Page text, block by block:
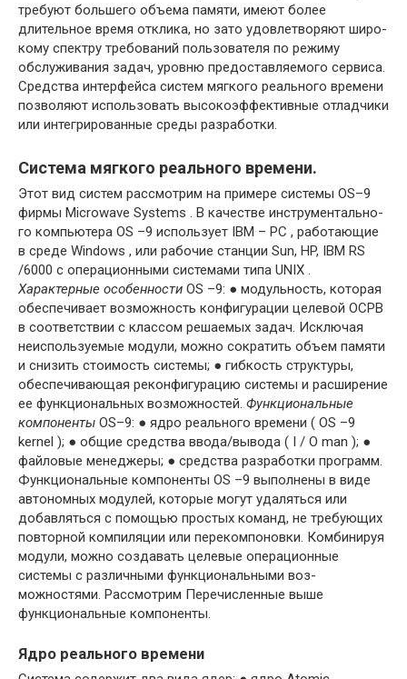
требуют большего объема па­мяти, имеют более
длительное время отклика, но зато удовлетворяют широ­
кому спектру требований пользователя по режиму
обслуживания задач, уров­ню предоставляемого сервиса.
Средства интерфейса систем мягкого реаль­ного времени
позволяют использовать высокоэффективные отладчики
или интегрированные среды разработки.
Система мягкого реального времени.
Этот вид систем рассмотрим на при­мере системы OS–9
фирмы Microwave Systems . В качестве инструментально­
го компьютера OS –9 использует IBM – PC , работающие
в среде Windows , или рабо­чие станции Sun, HP, IBM RS
/6000 с операционными системами типа UNIX .
Характерные особенности OS –9: ● модульность, которая
обеспечивает возможность конфигурации целевой ОСРВ
в соответствии с классом решаемых задач. Исключая
неиспользуемые модули, можно сократить объем памяти
и снизить стоимость системы; ● гибкость структуры,
обеспечивающая реконфигурацию системы и расширение
ее функциональных возможностей. Функциональные
компоненты OS–9: ● ядро реального времени ( OS –9
kernel ); ● общие средства ввода/вывода ( I / O man ); ●
файловые менеджеры; ● средства разработки программ.
Функциональные компоненты OS –9 выполнены в виде
автономных модулей, которые могут удаляться или
добавляться с помощью простых команд, не требу­ющих
повторной компиляции или перекомпоновки. Комбинируя
модули, можно создавать целевые операционные
системы с различными функциональными воз­
можностями. Рассмотрим Перечисленные выше
функциональные компоненты.
Ядро реального времени